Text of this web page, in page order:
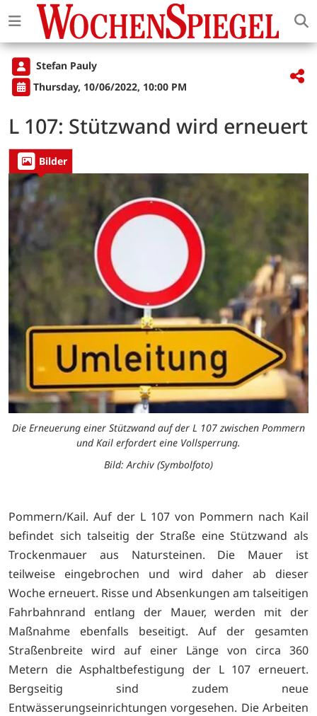
Stefan Pauly
Thursday, 10/06/2022, 10:00 PM
L 107: Stützwand wird erneuert
Bilder
Die Erneuerung einer Stützwand auf der L 107 zwischen Pommern
und Kail erfordert eine Vollsperrung.
Bild: Archiv (Symbolfoto)
Pommern/Kail. Auf der L 107 von Pommern nach Kail
befindet sich talseitig der Straße eine Stützwand als
Trockenmauer aus Natursteinen. Die Mauer ist
teilweise eingebrochen und wird daher ab dieser
Woche erneuert. Risse und Absenkungen am talseitigen
Fahrbahnrand entlang der Mauer, werden mit der
Maßnahme ebenfalls beseitigt. Auf der gesamten
Straßenbreite wird auf einer Länge von circa 360
Metern die Asphaltbefestigung der L 107 erneuert.
Bergseitig sind zudem neue
Entwässerungseinrichtungen vorgesehen. Die Arbeiten